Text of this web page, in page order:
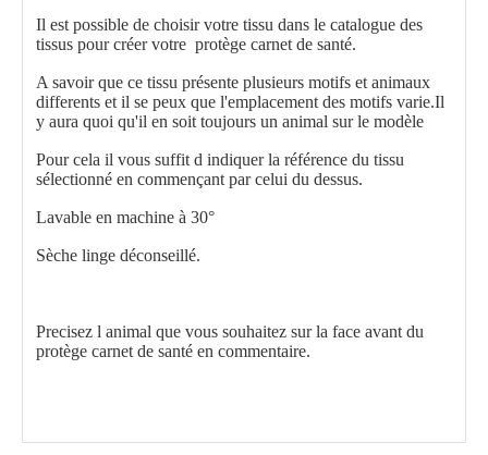
Il est possible de choisir votre tissu dans le catalogue des
tissus pour créer votre protège carnet de santé.
A savoir que ce tissu présente plusieurs motifs et animaux
differents et il se peux que l'emplacement des motifs varie.Il
y aura quoi qu'il en soit toujours un animal sur le modèle
Pour cela il vous suffit d indiquer la référence du tissu
sélectionné en commençant par celui du dessus.
Lavable en machine à 30°
Sèche linge déconseillé.
Precisez l animal que vous souhaitez sur la face avant du
protège carnet de santé en commentaire.